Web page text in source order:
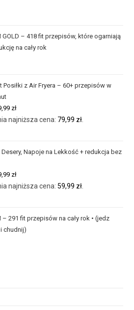
GOLD – 418 fit przepisów, które ogarniają
na cały rok
Posiłki z Air Fryera – 60+ przepisów w
zł
najniższa cena: 79,99 zł
Napoje na Lekkość + redukcja bez
zł
najniższa cena:59,99 zł
– 291 fit przepisów na cały rok • (jedz
chudnij)